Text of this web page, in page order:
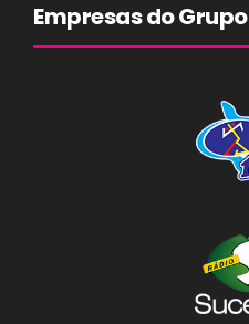
Empresas do Grupo